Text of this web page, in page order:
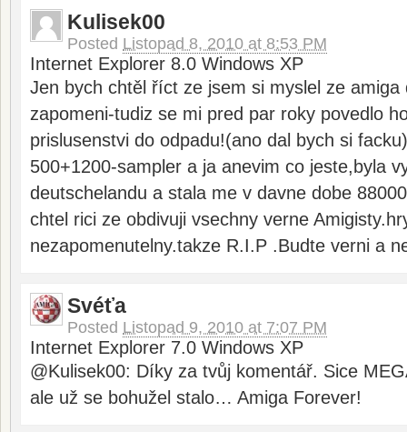
Kulisek00
Posted Listopad 8, 2010 at 8:53 PM
Internet Explorer 8.0 Windows XP
Jen bych chtěl říct ze jsem si myslel ze amiga
zapomeni-tudiz se mi pred par roky povedlo
prislusenstvi do odpadu!(ano dal bych si
500+1200-sampler a ja anevim co jeste,byla
deutschelandu a stala me v davne dobe
chtel rici ze obdivuji vsechny verne
nezapomenutelny.takze R.I.P .Budte verni a
Svéťa
Posted Listopad 9, 2010 at 7:07 PM
Internet Explorer 7.0 Windows XP
@Kulisek00: Díky za tvůj komentář. Sice
ale už se bohužel stalo… Amiga Forever!